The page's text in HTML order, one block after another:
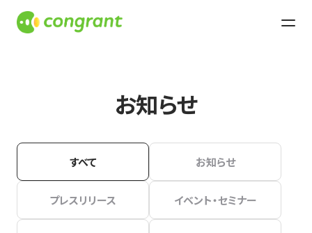
お知らせ
すべて お知らせ
プレスリリース イベント・セミナー